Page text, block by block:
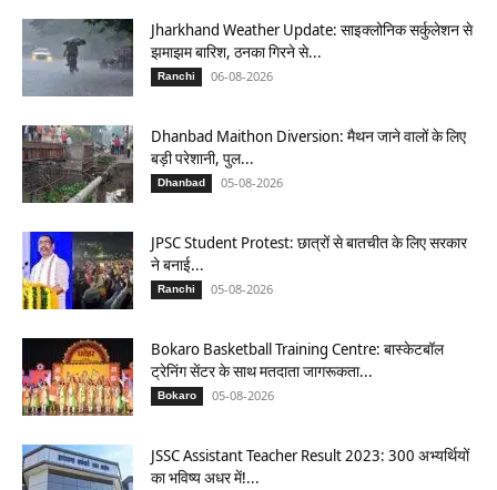
Jharkhand Weather Update: साइक्लोनिक सर्कुलेशन से
झमाझम बारिश, ठनका गिरने से...
Ranchi 06-08-2026
Dhanbad Maithon Diversion: मैथन जाने वालों के लिए
बड़ी परेशानी, पुल...
Dhanbad 05-08-2026
JPSC Student Protest: छात्रों से बातचीत के लिए सरकार
ने बनाई...
Ranchi 05-08-2026
Bokaro Basketball Training Centre: बास्केटबॉल
ट्रेनिंग सेंटर के साथ मतदाता जागरूकता...
Bokaro 05-08-2026
JSSC Assistant Teacher Result 2023: 300 अभ्यर्थियों
का भविष्य अधर में!...